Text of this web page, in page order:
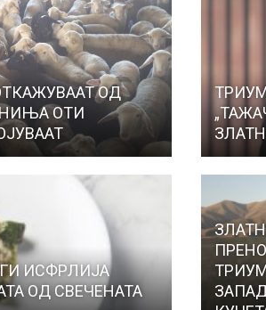
ОД
ОТИ
ИСФРЛИЈА
ОД СВЕЧЕНАТА